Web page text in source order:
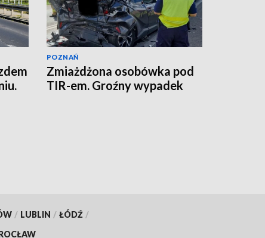
POZNAŃ
Zmiażdżona osobówka pod
TIR-em. Groźny wypadek
/ LUBLIN / ŁÓDŹ /